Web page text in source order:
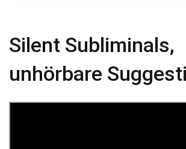
Silent Subliminals,
unhörbare